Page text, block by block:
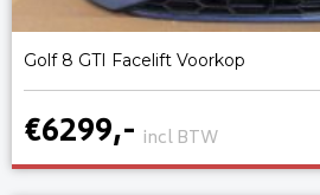
Golf 8 GTI Facelift Voorkop
€6299,- incl BTW